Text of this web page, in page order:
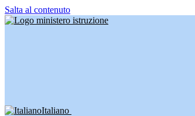
Salta al contenuto
Italiano